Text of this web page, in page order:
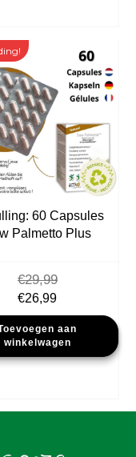
60 Capsules
Palmetto Plus
€29,99
Oorspronkelijke
prijs
was:
€29,99.
€26,99Huidige
prijs
is:
€26,99.
aan
winkelwagen